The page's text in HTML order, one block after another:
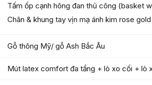
Tấm ốp cạnh hông đan thủ công (basket
Chân & khung tay vịn mạ ánh kim rose gold
Gỗ thông Mỹ/ gỗ Ash Bắc Âu
Mút latex comfort đa tầng + lò xo cối + lò